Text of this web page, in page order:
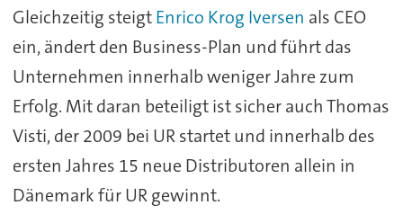
Gleichzeitig steigtEnrico Krog Iversen als CEO
ein, ändert den Business-Plan und führt das
Unternehmen innerhalb weniger Jahre zum
Erfolg. Mit daran beteiligt ist sicher auch Thomas
Visti, der 2009 bei UR startet und innerhalb des
ersten Jahres 15 neue Distributoren allein in
Dänemark für UR gewinnt.